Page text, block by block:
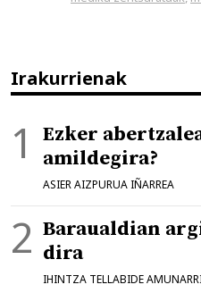
Irakurrienak
Ezker
amildegira?
ASIER AIZPURUA IÑARREA
Baraualdian
dira
IHINTZA TELLABIDE